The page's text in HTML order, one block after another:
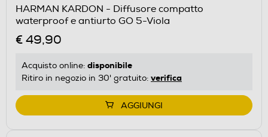
HARMAN KARDON - Diffusore compatto
waterproof e antiurto GO 5-Viola
€ 49,90
Acquisto online: disponibile
Ritiro in negozio in 30' gratuito: verifica
AGGIUNGI